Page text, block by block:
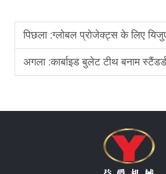
पिछला :ग्लोबल प्रोजेक्ट्स के लिए यिजुए मशीनरी विश्वसनीय
अगला :कार्बाइड बुलेट टीथ बनाम स्टैंडर्ड